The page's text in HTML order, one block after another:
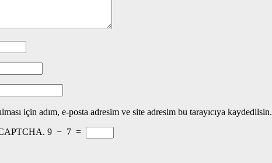
için adım, e-posta adresim ve site adresim bu tarayıcıya kaydedilsin.
9 − 7 =